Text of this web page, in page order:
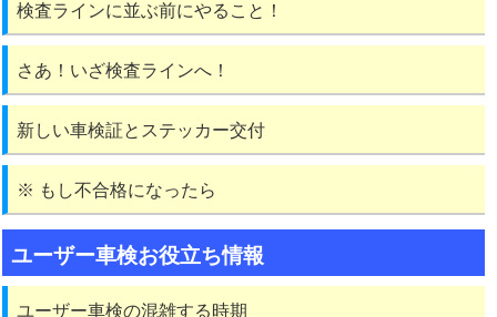
検査ラインに並ぶ前にやること！
さあ！いざ検査ラインへ！
新しい車検証とステッカー交付
※ もし不合格になったら
ユーザー車検お役立ち情報
ユーザー車検の混雑する時期